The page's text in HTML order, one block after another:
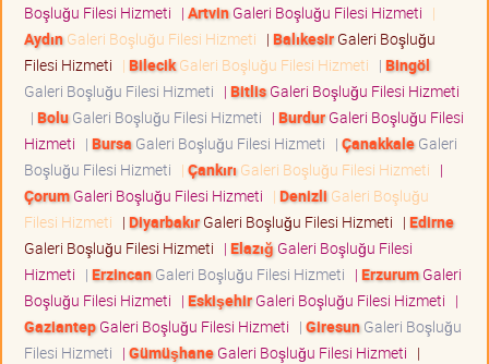
Boşluğu Filesi Hizmeti | ArtvinGaleri Boşluğu Filesi Hizmeti |
AydınGaleri Boşluğu Filesi Hizmeti | BalıkesirGaleri Boşluğu
Filesi Hizmeti | BilecikGaleri Boşluğu Filesi Hizmeti | Bingöl
Galeri Boşluğu Filesi Hizmeti | BitlisGaleri Boşluğu Filesi Hizmeti
| BoluGaleri Boşluğu Filesi Hizmeti | BurdurGaleri Boşluğu Filesi
Hizmeti | Bursa Galeri Boşluğu Filesi Hizmeti | ÇanakkaleGaleri
Boşluğu Filesi Hizmeti | Çankırı Galeri Boşluğu Filesi Hizmeti |
ÇorumGaleri Boşluğu Filesi Hizmeti | Denizli Galeri Boşluğu
Filesi Hizmeti | DiyarbakırGaleri Boşluğu Filesi Hizmeti | Edirne
Galeri Boşluğu Filesi Hizmeti | Elazığ Galeri Boşluğu Filesi
Hizmeti | ErzincanGaleri Boşluğu Filesi Hizmeti | ErzurumGaleri
Boşluğu Filesi Hizmeti | EskişehirGaleri Boşluğu Filesi Hizmeti |
GaziantepGaleri Boşluğu Filesi Hizmeti | GiresunGaleri Boşluğu
Filesi Hizmeti | GümüşhaneGaleri Boşluğu Filesi Hizmeti |